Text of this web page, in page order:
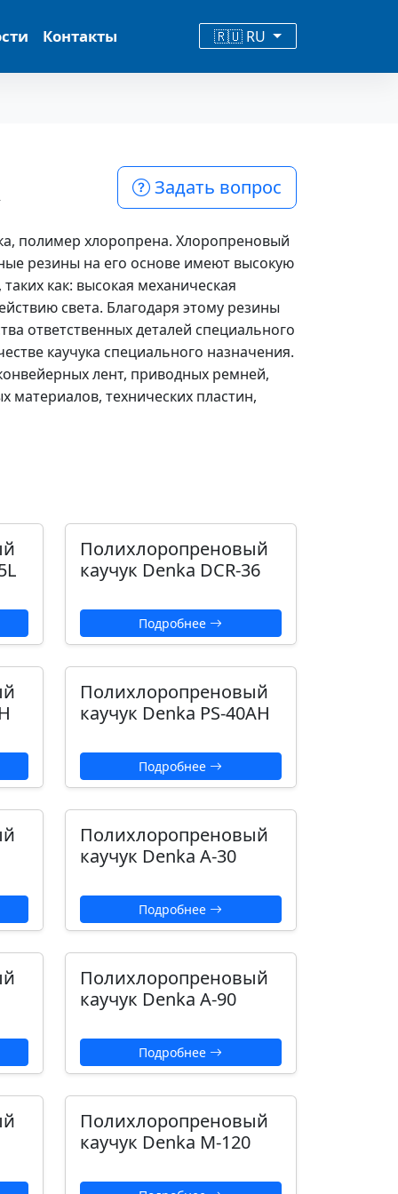
Контакты 🇷🇺 RU
Задать вопрос
полимер хлоропрена. Хлоропреновый
резины на его основе имеют высокую
как: высокая механическая
света. Благодаря этому резины
ответственных деталей специального
каучука специального назначения.
лент, приводных ремней,
материалов, технических пластин,
Полихлоропреновый
каучук Denka DCR-36
Подробнее
Полихлоропреновый
каучук Denka PS-40AH
Подробнее
Полихлоропреновый
каучук Denka А-30
Подробнее
Полихлоропреновый
каучук Denka А-90
Подробнее
Полихлоропреновый
каучук Denka М-120